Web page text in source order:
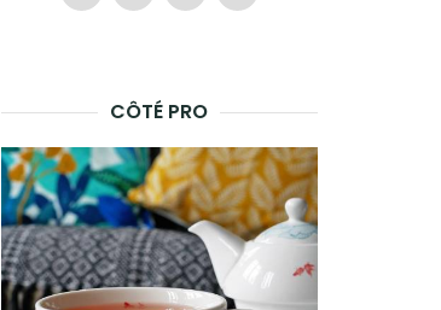
CÔTÉ PRO